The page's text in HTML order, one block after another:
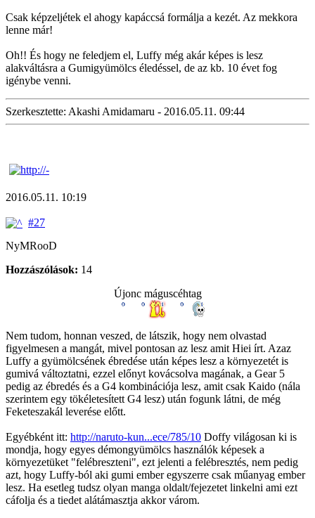
Csak képzeljétek el ahogy kapáccsá formálja a kezét. Az mekkora
lenne már!
Oh!! És hogy ne feledjem el, Luffy még akár képes is lesz
alakváltásra a Gumigyümölcs éledéssel, de az kb. 10 évet fog
igénybe venni.
Szerkesztette: Akashi Amidamaru - 2016.05.11. 09:44
2016.05.11. 10:19
#27
NyMRooD
Hozzászólások: 14
Újonc máguscéhtag
Nem tudom, honnan veszed, de látszik, hogy nem olvastad
figyelmesen a mangát, mivel pontosan az lesz amit Hiei írt. Azaz
Luffy a gyümölcsének ébredése után képes lesz a környezetét is
gumivá változtatni, ezzel előnyt kovácsolva magának, a Gear 5
pedig az ébredés és a G4 kombinációja lesz, amit csak Kaido (nála
szerintem egy tökéletesített G4 lesz) után fogunk látni, de még
Feketeszakál leverése előtt.
Egyébként itt: http://naruto-kun...ece/785/10 Doffy világosan ki is
mondja, hogy egyes démongyümölcs használók képesek a
környezetüket "felébreszteni", ezt jelenti a felébresztés, nem pedig
azt, hogy Luffy-ból aki gumi ember egyszerre csak műanyag ember
lesz. Ha esetleg tudsz olyan manga oldalt/fejezetet linkelni ami ezt
cáfolja és a tiedet alátámasztja akkor várom.